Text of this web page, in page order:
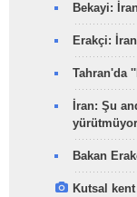
Bekayi:
Erakçi:
Tahran'da
İran: Şu
Bakan
Kutsal